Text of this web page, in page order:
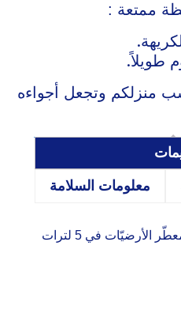
ممتعة :
طويلاً.
منزلكم وتجعل أجواءه
معلومات السلامة
أسكب 150 مل من جودي معطّر الأرضيّات في 5 لترات